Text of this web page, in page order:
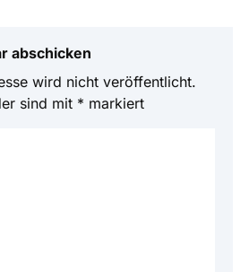
abschicken
wird nicht veröffentlicht.
sind mit * markiert